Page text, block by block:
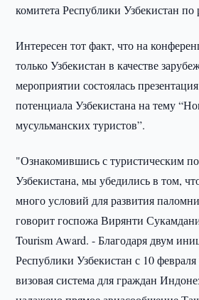
комитета Республики Узбекистан по
Интересен тот факт, что на
только Узбекистан в качестве
мероприятии состоялась
потенциала Узбекистана на тему
мусульманских туристов”.
"Ознакомившись с туристическим
Узбекистана, мы убедились в том,
много условий для развития
говорит госпожа Вирянти
Tourism Award. - Благодаря двум
Республики Узбекистан с 10
визовая система для граждан